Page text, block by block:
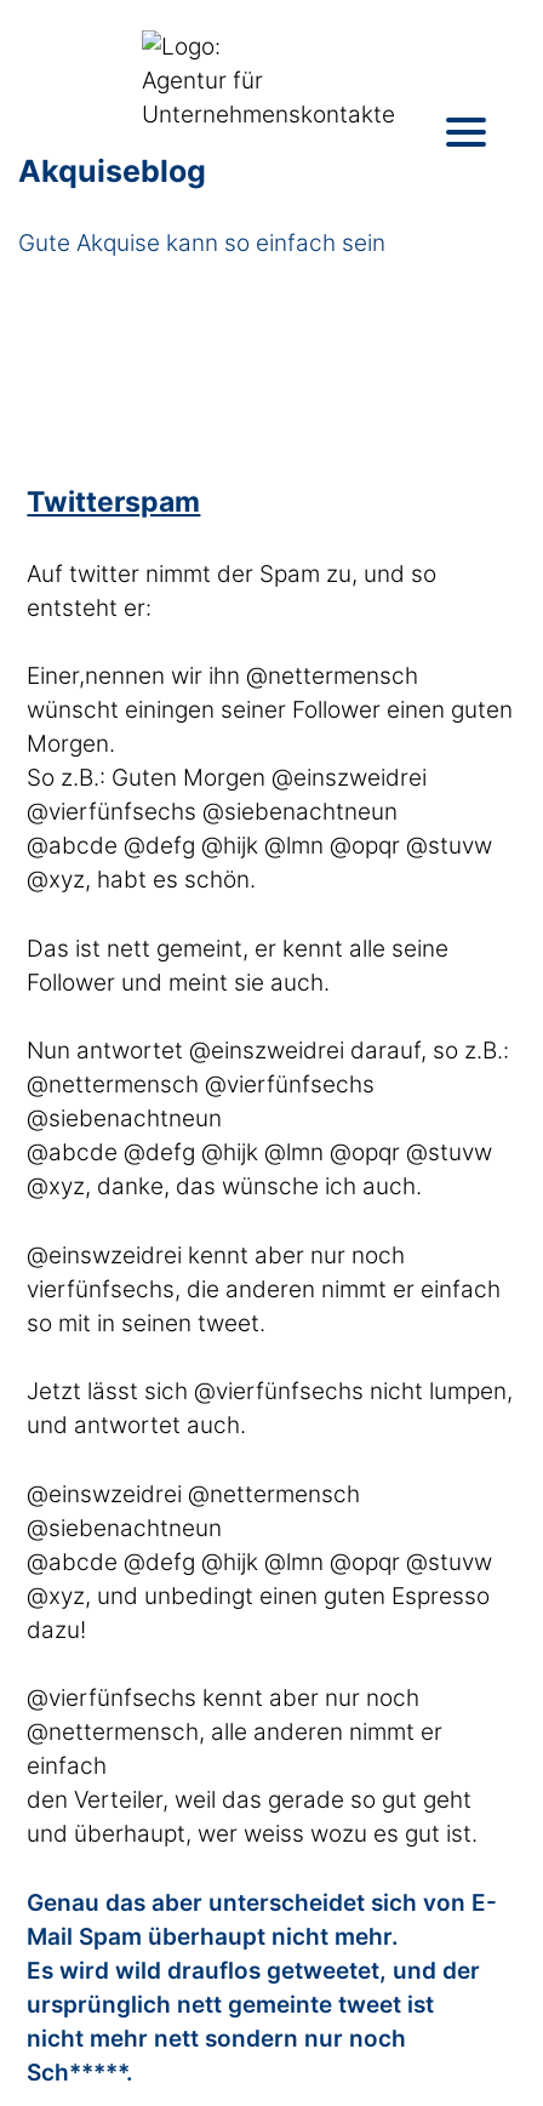
Akquiseblog
Gute Akquise kann so einfach sein
Twitterspam
Auf twitter nimmt der Spam zu, und so
entsteht er:
Einer,nennen wir ihn @nettermensch
wünscht einingen seiner Follower einen guten
Morgen.
So z.B.: Guten Morgen @einszweidrei
@vierfünfsechs @siebenachtneun
@abcde @defg @hijk @lmn @opqr @stuvw
@xyz, habt es schön.
Das ist nett gemeint, er kennt alle seine
Follower und meint sie auch.
Nun antwortet @einszweidrei darauf, so z.B.:
@nettermensch @vierfünfsechs
@siebenachtneun
@abcde @defg @hijk @lmn @opqr @stuvw
@xyz, danke, das wünsche ich auch.
@einswzeidrei kennt aber nur noch
vierfünfsechs, die anderen nimmt er einfach
so mit in seinen tweet.
Jetzt lässt sich @vierfünfsechs nicht lumpen,
und antwortet auch.
@einswzeidrei @nettermensch
@siebenachtneun
@abcde @defg @hijk @lmn @opqr @stuvw
@xyz, und unbedingt einen guten Espresso
dazu!
@vierfünfsechs kennt aber nur noch
@nettermensch, alle anderen nimmt er
einfach
den Verteiler, weil das gerade so gut geht
und überhaupt, wer weiss wozu es gut ist.
Genau das aber unterscheidet sich von E-
Mail Spam überhaupt nicht mehr.
Es wird wild drauflos getweetet, und der
ursprünglich nett gemeinte tweet ist
nicht mehr nett sondern nur noch
Sch*****.